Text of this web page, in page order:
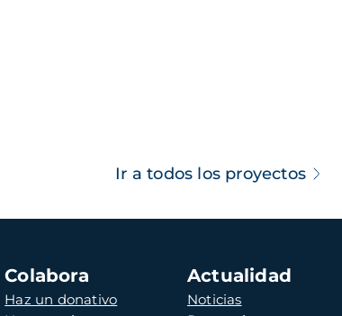
Ir a todos los proyectos
Colabora
Haz un donativo
Actualidad
Noticias